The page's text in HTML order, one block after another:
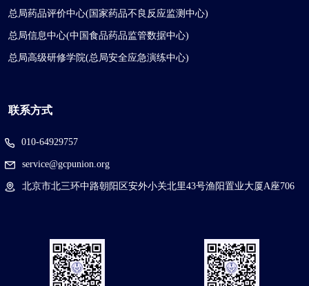
总局药品评价中心(国家药品不良反应监测中心)
总局信息中心(中国食品药品监管数据中心)
总局高级研修学院(总局安全应急演练中心)
联系方式
010-64929757
service@gcpunion.org
北京市北三环中路朝阳区安外小关北里43号渔阳置业大厦A座706